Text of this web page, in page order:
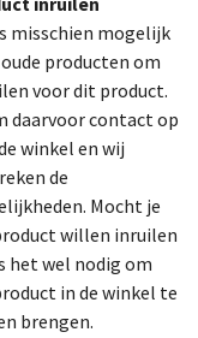
misschien mogelijk
producten om
voor dit product.
daarvoor contact op
winkel en wij
de
Mocht je
willen inruilen
het wel nodig om
in de winkel te
brengen.